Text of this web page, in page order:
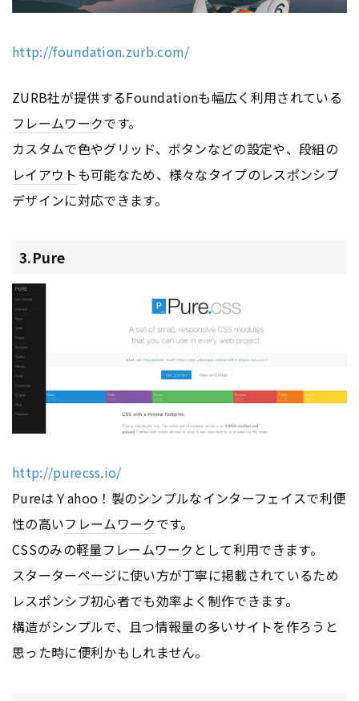
http://foundation.zurb.com/
ZURB社が提供するFoundationも幅広く利用されている
フレームワークです。
カスタムで色やグリッド、ボタンなどの設定や、段組の
レイアウトも可能なため、様々なタイプのレスポンシブ
デザインに対応できます。
3.Pure
http://purecss.io/
PureはＹahoo！製のシンプルなインターフェイスで利便
性の高いフレームワークです。
CSSのみの軽量フレームワーク として利用できます。
スターターページに使い方が丁寧に掲載されているため
レスポンシブ初心者でも効率よく制作できます。
構造がシンプルで、且つ情報量の多いサイトを作ろうと
思った時に便利かもしれません。